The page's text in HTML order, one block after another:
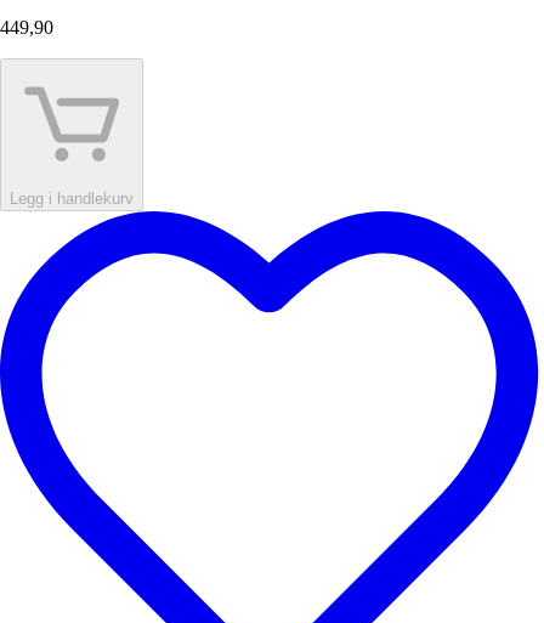
449,90
Legg i handlekurv